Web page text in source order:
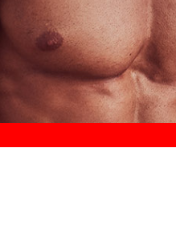
Kontakt